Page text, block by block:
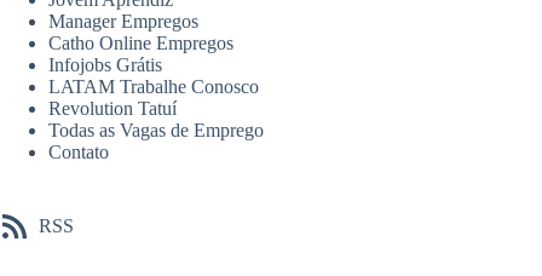
Manager Empregos
Catho Online Empregos
Infojobs Grátis
LATAM Trabalhe Conosco
Revolution Tatuí
Todas as Vagas de Emprego
Contato
RSS